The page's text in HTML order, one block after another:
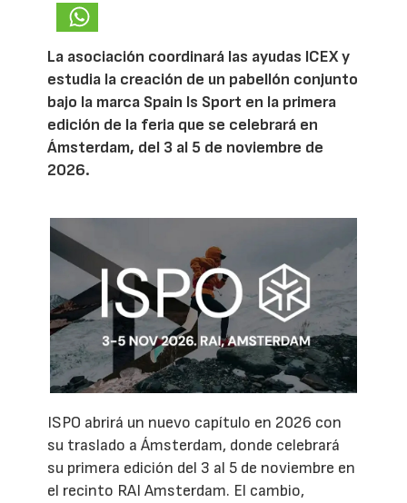
La asociación coordinará las ayudas ICEX y
estudia la creación de un pabellón conjunto
bajo la marca Spain Is Sport en la primera
edición de la feria que se celebrará en
Ámsterdam, del 3 al 5 de noviembre de
2026.
ISPO abrirá un nuevo capítulo en 2026 con
su traslado a Ámsterdam, donde celebrará
su primera edición del 3 al 5 de noviembre en
el recinto RAI Amsterdam. El cambio,